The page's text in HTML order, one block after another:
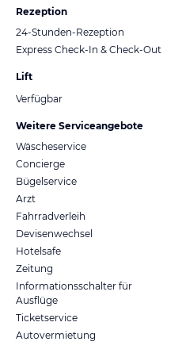
Rezeption
24-Stunden-Rezeption
Express Check-In & Check-Out
Lift
Verfügbar
Weitere Serviceangebote
Wäscheservice
Concierge
Bügelservice
Arzt
Fahrradverleih
Devisenwechsel
Hotelsafe
Zeitung
Informationsschalter für
Ausflüge
Ticketservice
Autovermietung